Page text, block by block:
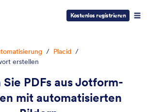
Kostenlos registrieren
/ Placid /
erstellen
Sie PDFs aus Jotform-
mit automatisierten